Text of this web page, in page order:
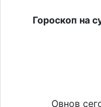
Гороскоп на
Овнов